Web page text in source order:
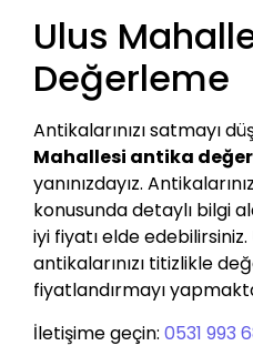
Ulus
Değerleme
Antikalarınızı satmayı
Mahallesi antika
yanınızdayız.
konusunda detaylı bilgi
iyi fiyatı elde
antikalarınızı titizlikle
fiyatlandırmayı
İletişime geçin: 0531 993